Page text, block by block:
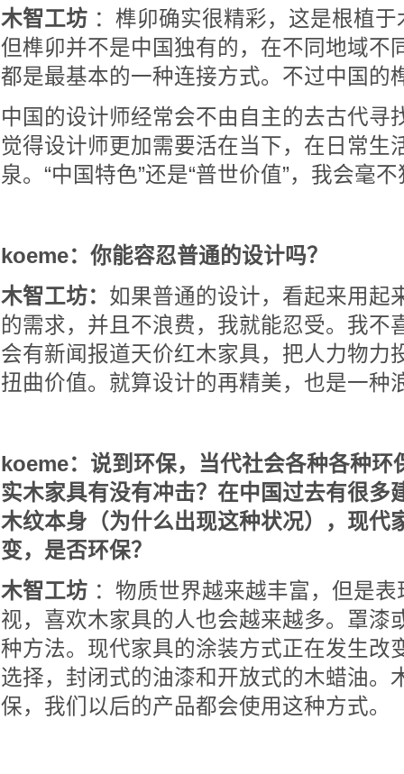
木智工坊 ：榫卯确实很精彩，这是根植
但榫卯并不是中国独有的，在不同地域不
都是最基本的一种连接方式。不过中国的
中国的设计师经常会不由自主的去古代寻
觉得设计师更加需要活在当下，在日常生
泉。“中国特色”还是“普世价值”，我会毫
koeme：你能容忍普通的设计吗？
木智工坊： 如果普通的设计，看起来用起
的需求，并且不浪费，我就能忍受。我不
会有新闻报道天价红木家具，把人力物力
扭曲价值。就算设计的再精美，也是一种
koeme：说到环保，当代社会各种各种环
实木家具有没有冲击？在中国过去有很多
木纹本身（为什么出现这种状况），现代
变，是否环保？
木智工坊 ：物质世界越来越丰富，但是
视，喜欢木家具的人也会越来越多。罩漆
种方法。现代家具的涂装方式正在发生改
选择，封闭式的油漆和开放式的木蜡油。
保，我们以后的产品都会使用这种方式。